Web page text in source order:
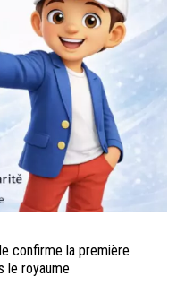
confirme la première
le royaume